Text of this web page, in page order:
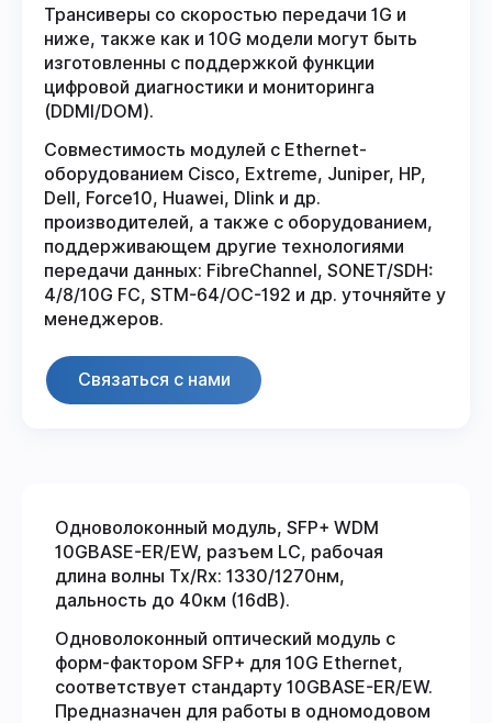
Трансиверы со скоростью передачи 1G и
ниже, также как и 10G модели могут быть
изготовленны с поддержкой функции
цифровой диагностики и мониторинга
(DDMI/DOM).
Совместимость модулей с Ethernet-
оборудованием Cisco, Extreme, Juniper, HP,
Dell, Force10, Huawei, Dlink и др.
производителей, а также с оборудованием,
поддерживающем другие технологиями
передачи данных: FibreChannel, SONET/SDH:
4/8/10G FC, STM-64/OC-192 и др. уточняйте у
менеджеров.
Связаться с нами
Одноволоконный модуль, SFP+ WDM
10GBASE-ER/EW, разъем LC, рабочая
длина волны Tx/Rx: 1330/1270нм,
дальность до 40км (16dB).
Одноволоконный оптический модуль с
форм-фактором SFP+ для 10G Ethernet,
соответствует стандарту 10GBASE-ER/EW.
Предназначен для работы в одномодовом